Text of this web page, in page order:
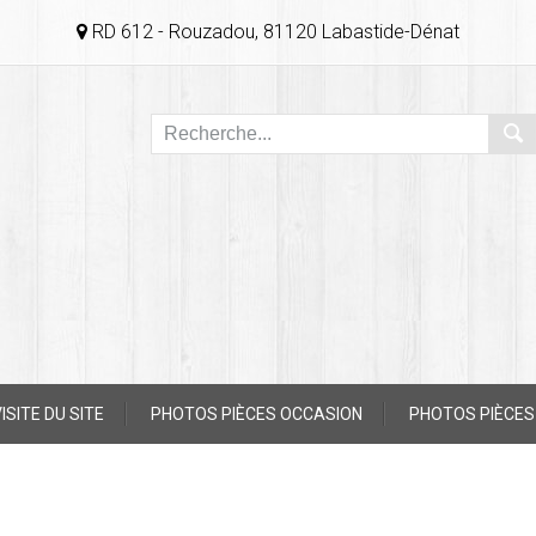
RD 612 - Rouzadou, 81120 Labastide-Dénat
DU SITE PHOTOS PIÈCES OCCASION PHOTOS